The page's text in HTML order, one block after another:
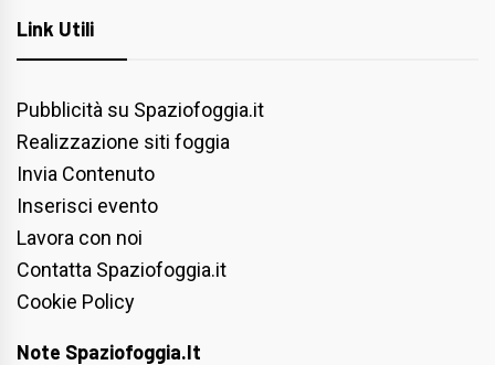
Link Utili
Pubblicità su Spaziofoggia.it
Realizzazione siti foggia
Invia Contenuto
Inserisci evento
Lavora con noi
Contatta Spaziofoggia.it
Cookie Policy
Note Spaziofoggia.it